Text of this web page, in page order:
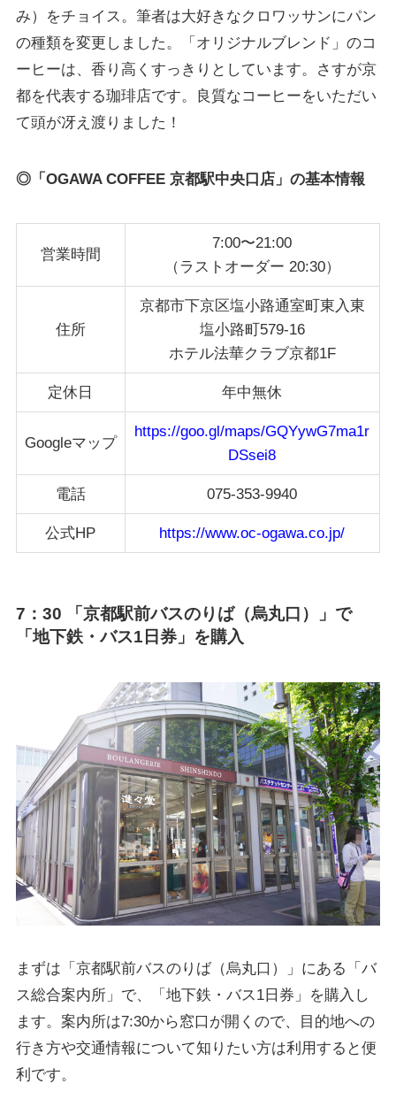
み）をチョイス。筆者は大好きなクロワッサンにパン
の種類を変更しました。「オリジナルブレンド」のコ
ーヒーは、香り高くすっきりとしています。さすが京
都を代表する珈琲店です。良質なコーヒーをいただい
て頭が冴え渡りました！
◎「OGAWA COFFEE 京都駅中央口店」の基本情報
営業時間
7:00〜21:00
（ラストオーダー 20:30）
住所
京都市下京区塩小路通室町東入東
塩小路町579-16
ホテル法華クラブ京都1F
定休日 年中無休
Googleマップ
https://goo.gl/maps/GQYywG7ma1r
DSsei8
電話 075-353-9940
公式HP https://www.oc-ogawa.co.jp/
7：30 「京都駅前バスのりば（烏丸口）」で
「地下鉄・バス1日券」を購入
まずは「京都駅前バスのりば（烏丸口）」にある「バ
ス総合案内所」で、「地下鉄・バス1日券」を購入し
ます。案内所は7:30から窓口が開くので、目的地への
行き方や交通情報について知りたい方は利用すると便
利です。